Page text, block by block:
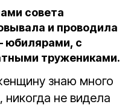
совета
и проводила
юбилярами, с
тружениками.
знаю много
никогда не видела